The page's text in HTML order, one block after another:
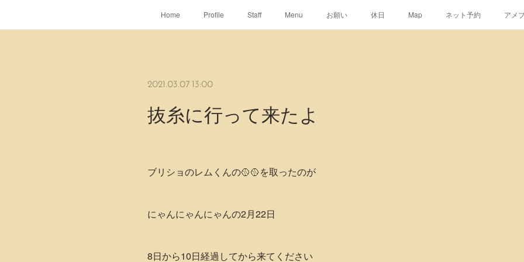
Home Profile Staff Menu お願い 休日 Map ネット予約 アメ
2021.03.07 13:00
抜糸に行って来たよ
ブリショのレムくんの🥎🥎を取ったのが
にゃんにゃんにゃんの2月22日
8日から10日経過してから来てください